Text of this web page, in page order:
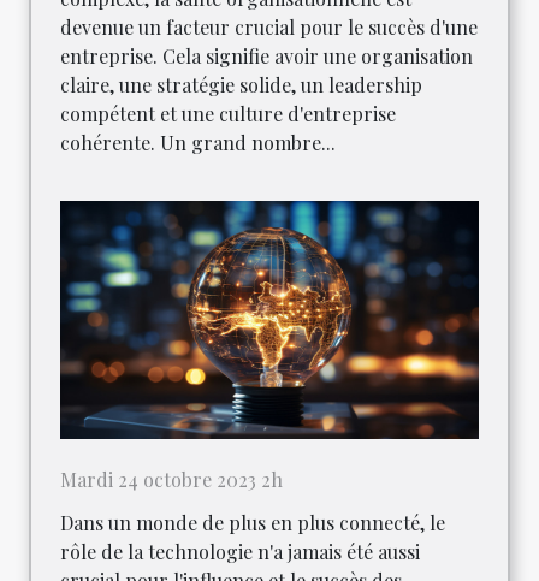
devenue un facteur crucial pour le succès d'une
entreprise. Cela signifie avoir une organisation
claire, une stratégie solide, un leadership
compétent et une culture d'entreprise
cohérente. Un grand nombre...
Mardi 24 octobre 2023 2h
Dans un monde de plus en plus connecté, le
rôle de la technologie n'a jamais été aussi